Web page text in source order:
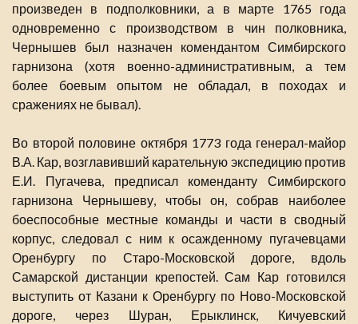
произведен в подполковники, а в марте 1765 года
одновременно с производством в чин полковника,
Чернышев был назначен комендантом Симбирского
гарнизона (хотя военно-административным, а тем
более боевым опытом не обладал, в походах и
сражениях не бывал).
Во второй половине октября 1773 года генерал-майор
В.А. Кар, возглавивший карательную экспедицию против
Е.И. Пугачева, предписал коменданту Симбирского
гарнизона Чернышеву, чтобы он, собрав наиболее
боеспособные местные команды и части в сводный
корпус, следовал с ним к осажденному пугачевцами
Оренбургу по Старо-Московской дороге, вдоль
Самарской дистанции крепостей. Сам Кар готовился
выступить от Казани к Оренбургу по Ново-Московской
дороге, через Шуран, Ерыклинск, Кичуевский